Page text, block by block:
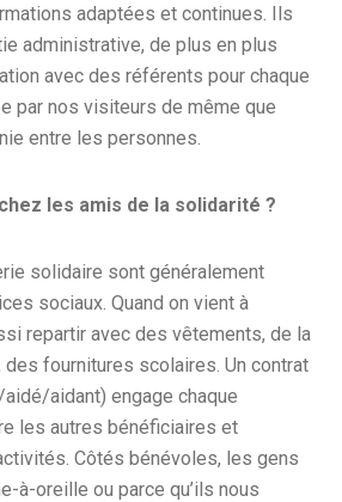
adaptées et continues. Ils
administrative, de plus en plus
avec des référents pour chaque
par nos visiteurs de même que
entre les personnes.
les amis de la solidarité ?
solidaire sont généralement
sociaux. Quand on vient à
repartir avec des vêtements, de la
fournitures scolaires. Un contrat
aidant) engage chaque
les autres bénéficiaires et
Côtés bénévoles, les gens
à-oreille ou parce qu’ils nous